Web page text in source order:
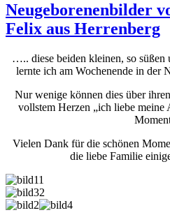
Neugeborenenbilder
Felix aus Herrenberg
….. diese beiden kleinen, so
lernte ich am Wochenende in der
Nur wenige können dies über
vollstem Herzen „ich liebe meine
Vielen Dank für die schönen
die liebe Familie